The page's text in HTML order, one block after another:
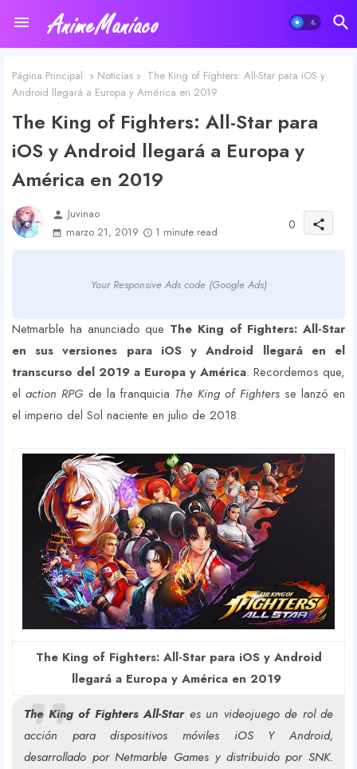
Página Principal Noticias
The King of Fighters: All-Star para iOS y
Android llegará a Europa y América en 2019
The King of Fighters: All-Star para
iOS y Android llegará a Europa y
América en 2019
person Juvinao
marzo 21, 2019
1 minute read 0 share
Your Responsive Ads code (Google Ads)
Netmarble ha anunciado que The King of Fighters: All-Star
en sus versiones para iOS y Android llegará en el
transcurso del 2019 a Europa y América. Recordemos que,
elaction RPG de la franquicia The King of Fighters se lanzó en
el imperio del Sol naciente en julio de 2018.
The King of Fighters: All-Star para iOS y Android
llegará a Europa y América en 2019
The King of Fighters All-Stares un videojuego de rol de
acción para dispositivos móviles iOS Y Android,
desarrollado por Netmarble Games y distribuido por SNK.